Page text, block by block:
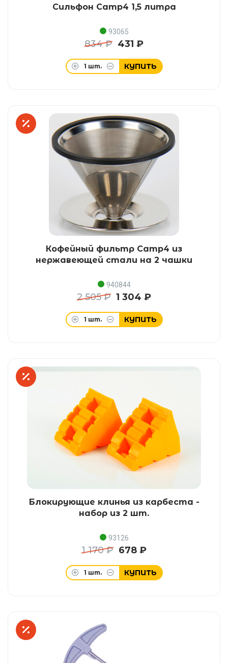
Сильфон Camp4 1,5 литра
93065
834 ₽ 431 ₽
1 шт. КУПИТЬ
Кофейный фильтр Camp4 из
нержавеющей стали на 2 чашки
940844
2 505 ₽ 1 304 ₽
1 шт. КУПИТЬ
Блокирующие клинья из карбеста -
набор из 2 шт.
93126
1 170 ₽ 678 ₽
1 шт. КУПИТЬ